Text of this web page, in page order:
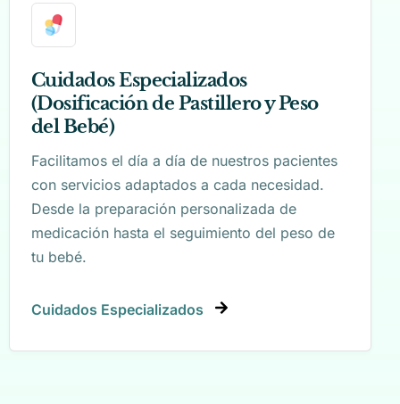
Cuidados Especializados
(Dosificación de Pastillero y Peso
del Bebé)
Facilitamos el día a día de nuestros pacientes
con servicios adaptados a cada necesidad.
Desde la preparación personalizada de
medicación hasta el seguimiento del peso de
tu bebé.
Cuidados Especializados